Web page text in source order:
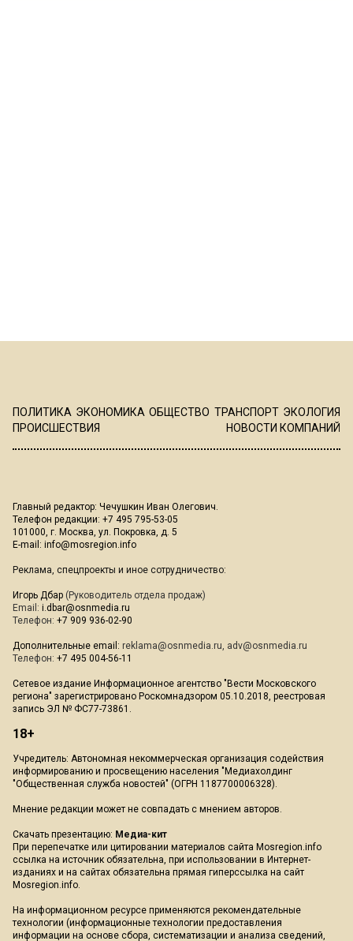
ПОЛИТИКА ЭКОНОМИКА ОБЩЕСТВО ТРАНСПОРТ ЭКОЛОГИЯ
ПРОИСШЕСТВИЯ
НОВОСТИ КОМПАНИЙ
Главный редактор: Чечушкин Иван Олегович.
Телефон редакции: +7 495 795-53-05
101000, г. Москва, ул. Покровка, д. 5
E-mail: info@mosregion.info
Реклама, спецпроекты и иное сотрудничество:
Игорь Дбар (Руководитель отдела продаж)
Email: i.dbar@osnmedia.ru
Телефон: +7 909 936-02-90
Дополнительные email: reklama@osnmedia.ru, adv@osnmedia.ru
Телефон: +7 495 004-56-11
Сетевое издание Информационное агентство "Вести Московского
региона" зарегистрировано Роскомнадзором 05.10.2018, реестровая
запись ЭЛ № ФС77-73861.
18+
Учредитель: Автономная некоммерческая организация содействия
информированию и просвещению населения "Медиахолдинг
"Общественная служба новостей" (ОГРН 1187700006328).
Мнение редакции может не совпадать с мнением авторов.
Скачать презентацию: Медиа-кит
При перепечатке или цитировании материалов сайта Mosregion.info
ссылка на источник обязательна, при использовании в Интернет-
изданиях и на сайтах обязательна прямая гиперссылка на сайт
Mosregion.info.
На информационном ресурсе применяются рекомендательные
технологии (информационные технологии предоставления
информации на основе сбора, систематизации и анализа сведений,